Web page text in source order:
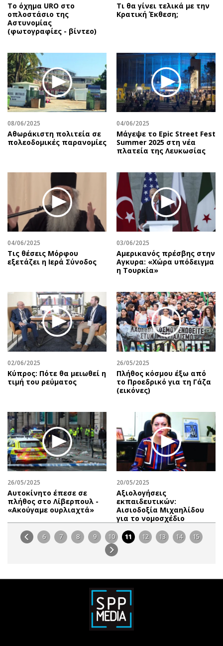
Το όχημα URO στο
οπλοστάσιο της
Αστυνομίας
(φωτογραφίες - βίντεο)
Τι θα γίνει τελικά με την
Κρατική Έκθεση;
08/06/2025
Αθωράκιστη πολιτεία σε
πολεοδομικές παρανομίες
04/06/2025
Μάγεψε το Epic Street Fest
Summer 2025 στη νέα
πλατεία της Λευκωσίας
04/06/2025
Τις θέσεις Μόρφου
εξετάζει η Ιερά Σύνοδος
03/06/2025
Αμερικανός πρέσβης στην
Αγκυρα: «Χώρα υπόδειγμα
η Τουρκία»
02/06/2025
Κύπρος: Πότε θα μειωθεί η
τιμή του ρεύματος
26/05/2025
Πλήθος κόσμου έξω από
το Προεδρικό για τη Γάζα
(εικόνες)
26/05/2025
Αυτοκίνητο έπεσε σε
πλήθος στο Λίβερπουλ -
«Ακούγαμε ουρλιαχτά»
20/05/2025
Αξιολογήσεις
εκπαιδευτικών:
Αισιοδοξία Μιχαηλίδου
για το νομοσχέδιο
6 7 8 9 10 11 12 13 14 15